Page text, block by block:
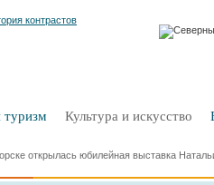
туризм Культура и искусство
открылась юбилейная выставка